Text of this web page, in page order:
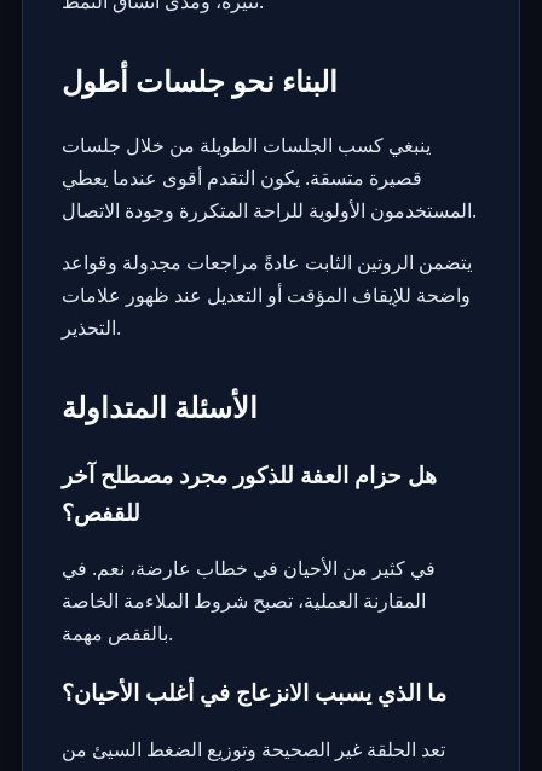
البناء نحو جلسات أطول
ينبغي كسب الجلسات الطويلة من خلال جلسات
قصيرة متسقة. يكون التقدم أقوى عندما يعطي
المستخدمون الأولوية للراحة المتكررة وجودة الاتصال.
يتضمن الروتين الثابت عادةً مراجعات مجدولة وقواعد
واضحة للإيقاف المؤقت أو التعديل عند ظهور علامات
التحذير.
الأسئلة المتداولة
هل حزام العفة للذكور مجرد مصطلح آخر
للقفص؟
في كثير من الأحيان في خطاب عارضة، نعم. في
المقارنة العملية، تصبح شروط الملاءمة الخاصة
بالقفص مهمة.
ما الذي يسبب الانزعاج في أغلب الأحيان؟
تعد الحلقة غير الصحيحة وتوزيع الضغط السيئ من